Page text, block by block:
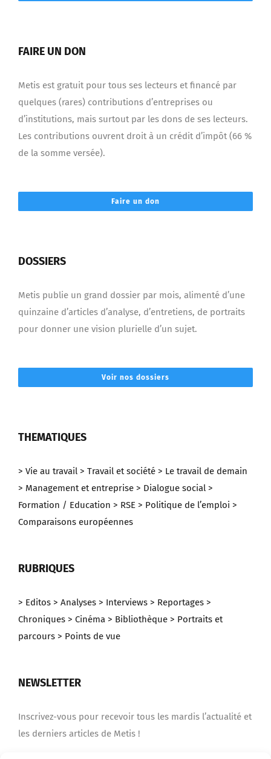
FAIRE UN DON
Metis est gratuit pour tous ses lecteurs et financé par
quelques (rares) contributions d’entreprises ou
d’institutions, mais surtout par les dons de ses lecteurs.
Les contributions ouvrent droit à un crédit d’impôt (66 %
de la somme versée).
Faire un don
DOSSIERS
Metis publie un grand dossier par mois, alimenté d’une
quinzaine d’articles d’analyse, d’entretiens, de portraits
pour donner une vision plurielle d’un sujet.
Voir nos dossiers
THEMATIQUES
> Vie au travail > Travail et société > Le travail de demain
> Management et entreprise > Dialogue social >
Formation / Education > RSE > Politique de l’emploi >
Comparaisons européennes
RUBRIQUES
> Editos > Analyses > Interviews > Reportages >
Chroniques > Cinéma > Bibliothèque > Portraits et
parcours > Points de vue
NEWSLETTER
Inscrivez-vous pour recevoir tous les mardis l’actualité et
les derniers articles de Metis !